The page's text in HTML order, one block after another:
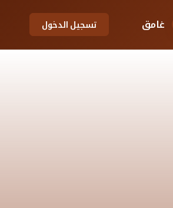
غامق تسجيل الدخول